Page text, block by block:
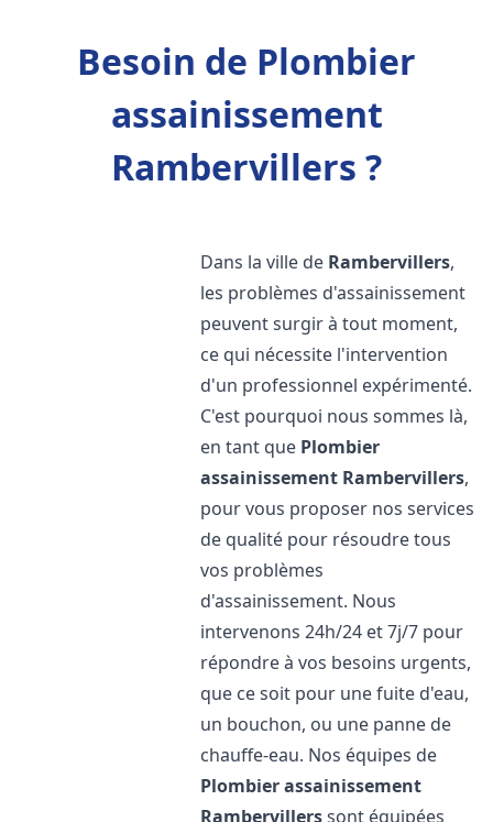
Besoin de Plombier
assainissement
Rambervillers ?
Dans la ville de Rambervillers,
les problèmes d'assainissement
peuvent surgir à tout moment,
ce qui nécessite l'intervention
d'un professionnel expérimenté.
C'est pourquoi nous sommes là,
en tant que Plombier
assainissement Rambervillers,
pour vous proposer nos services
de qualité pour résoudre tous
vos problèmes
d'assainissement. Nous
intervenons 24h/24 et 7j/7 pour
répondre à vos besoins urgents,
que ce soit pour une fuite d'eau,
un bouchon, ou une panne de
chauffe-eau. Nos équipes de
Plombier assainissement
Rambervillerssont équipées